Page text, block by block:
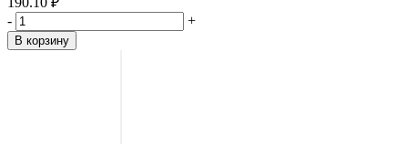
-
+
В корзину